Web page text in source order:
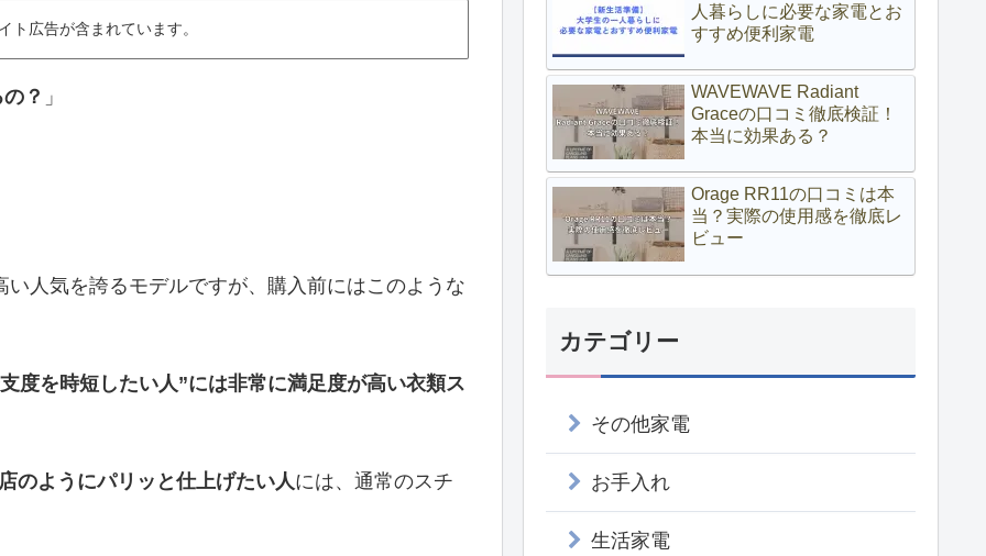
ト広告が含まれています。
？ 」
い人気を誇るモデルですが、購入前にはこのような
度を時短したい人”には非常に満足度が高い衣類ス
のようにパリッと仕上げたい人には、通常のスチ
人暮らしに必要な家電とお
すすめ便利家電
WAVEWAVE Radiant
Graceの口コミ徹底検証！
本当に効果ある？
Orage RR11の口コミは本
当？実際の使用感を徹底レ
ビュー
カテゴリー
その他家電
お手入れ
生活家電